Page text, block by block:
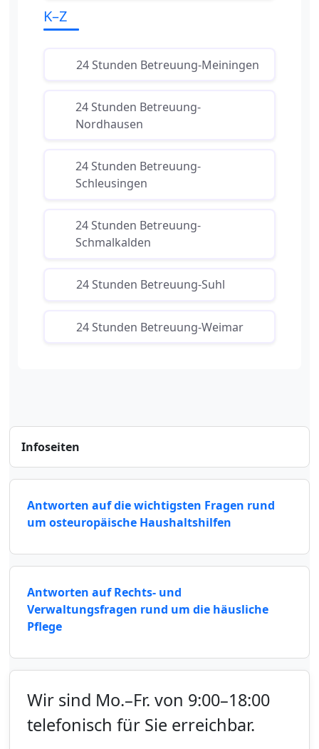
K–Z
24 Stunden Betreuung-Meiningen
24 Stunden Betreuung-
Nordhausen
24 Stunden Betreuung-
Schleusingen
24 Stunden Betreuung-
Schmalkalden
24 Stunden Betreuung-Suhl
24 Stunden Betreuung-Weimar
Infoseiten
Antworten auf die wichtigsten Fragen rund
um osteuropäische Haushaltshilfen
Antworten auf Rechts- und
Verwaltungsfragen rund um die häusliche
Pflege
Wir sind Mo.–Fr. von 9:00–18:00
telefonisch für Sie erreichbar.